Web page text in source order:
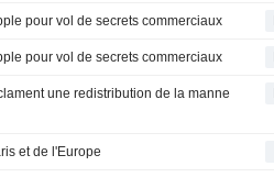
pour vol de secrets commerciaux
pour vol de secrets commerciaux
une redistribution de la manne
et de l'Europe